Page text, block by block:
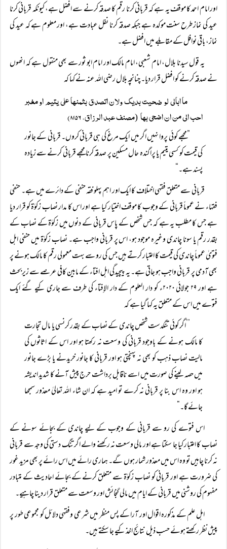
اور امام احمد کا موقف یہ ہے کہ قربانی کرنا رقم کا صدقہ کرنے سے افضل ہے، کیونکہ قربانی کرنا
عید کی نماز طرح سنت موکدہ ہے جبکہ صدقہ کرنا نفل عبادت ہے، اور معلوم ہے کہ عید کی
نماز، باقی نوافل کے مقابلے میں افضل ہے۔
یہ قول سیدنا بلال، امام شعبی، امام مالک اور امام ابو ثور سے بھی منقول ہے کہ انھوں
نے صدقہ کرنے کو افضل قرار دیا۔ چنانچہ بلال رضی اللہ عنہ نے کہا کہ
ما ابالی لو ضحیت بدیک ولان اتصدق بثمنھا علی یتیم او مغبر
احب الی من ان اضحی بھا(مصنف عبد الرزاق، ۸۱۵۶)
”مجھے کوئی پروا نہیں اگر میں ایک مرغ کی ہی قربانی کروں۔ قربانی کے جانور
کی قیمت کو کسی یتیم یا پراگندہ حال مسکین پر صدقہ کرنا مجھے قربانی کرنے سے زیادہ
پسند ہے۔“
قربانی سے متعلق فقہی اختلاف کا ایک اور اہم پہلو فقہ حنفی کے دائرے میں ہے۔ حنفی
فقہاء نے عموماً‌ قربانی کے وجوب کا موقف اختیار کیا ہے اور اس کا مدار نصاب زکوٰۃ کو قرار دیا
ہے جس کا مطلب یہ ہے کہ جس شخص کے پاس قربانی کے دنوں میں زکوٰۃ کے نصاب کے
بقدر رقم یا سونا چاندی وغیرہ موجود ہو، اس پر قربانی واجب ہے۔ نصاب زکوٰۃ میں حنفی اہل
فتویٰ عموماً‌ چاندی کی قیمت کا اعتبار کرتے ہیں جس کی رو سے بہت معمولی رقم کا مالک ہونے پر
بھی آدمی پر قربانی واجب ہو جاتی ہے۔ یہ پیچیدگی اہل افتاء کے مابین کافی عرصے سے زیربحث
ہے اور ۲۹ جولائی ۲۰۲۰ء کو دار العلوم کے دار الإفتاء کی طرف سے جاری کیے گئے ایک
فتوے میں اس کے متعلق یہ کہا گیا ہے کہ
’’اگر کوئی تنگدست شخص چاندی کے نصاب کے بقدر کرنسی یا مال تجارت
کا مالک ہونے کے باوجود قربانی کی وسعت نہ رکھتا ہو اور اس کے اثاثوں کی
مالیت نصاب ذہب کو بھی نہ پہنچتی ہو اور قربانی کا جانور خریدنے یا بڑے جانور
میں حصہ لینے کی صورت میں اسے ناقابل برداشت حرج پیش آنے کا شدید اندیشہ
ہو اور وہ اس بنا پر قربانی نہ کرے تو امید ہے کہ ان شاء اللہ تعالیٰ معذور سمجھا
جائے گا۔“
اس فتوے کی رو سے قربانی کے وجوب کے لیے چاندی کے بجائے سونے کے
نصاب کا اعتبار کیا جا سکتا ہے اور مالی وسعت نہ رکھنے والے اگر تنگ دستی کی وجہ سے قربانی
نہ کرنا چاہیں تو وہ اس میں معذور شمار ہوں گے۔ ہماری رائے میں اس رائے پر بھی مزید غور
کی ضرورت ہے اور قربانی کو نصاب زکوٰۃ سے متعلق کرنے کے بجائے احادیث کے متبادر
مفہوم کی روشنی میں قربانی کے ایام میں مالی گنجائش اور وسعت سے متعلق قرار دینا چاہیے۔
اہل علم کے مذکورہ اقوال اور آرا کے پس منظر میں شرعی وفقہی دلائل کو مجموعی طور پر
پیش نظر رکھتے ہوئے حسب ذیل نتائج اخذ کیے جا سکتے ہیں۔